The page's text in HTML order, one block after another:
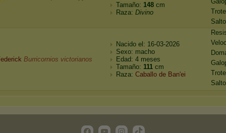
Tamaño: 148 cm
Raza: Divino
Trote
Salto
Burricornios victorianos
Nacido el: 16-03-2026
Sexo: macho
Edad: 4 meses
Tamaño: 111 cm
Raza: Caballo de Ban'ei
Trote
Salto